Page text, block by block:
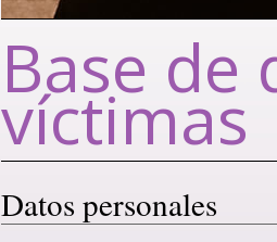
Base de
víctimas
Datos personales